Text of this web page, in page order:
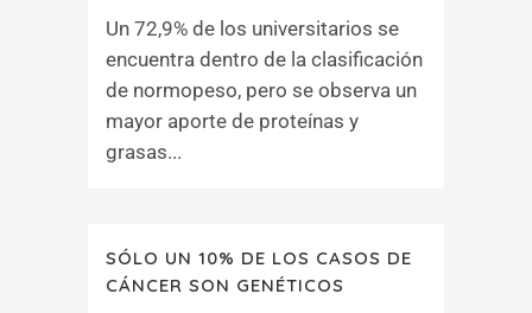
Un 72,9% de los universitarios se
encuentra dentro de la clasificación
de normopeso, pero se observa un
mayor aporte de proteínas y
grasas...
SÓLO UN 10% DE LOS CASOS DE
CÁNCER SON GENÉTICOS